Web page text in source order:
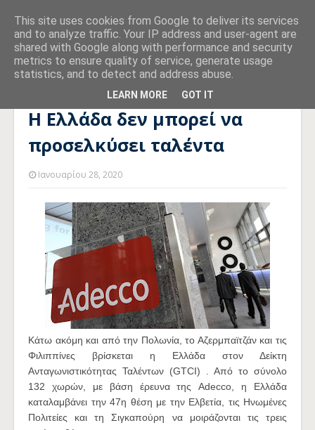
Αρχική σελίδα ΤΕΧΝΟΛΟΓΙΕΣ
Η Ελλάδα δεν μπορεί να
προσελκύσει ταλέντα
Η Ελλάδα δεν μπορεί να
προσελκύσει ταλέντα
Ιανουαρίου 28, 2020
Κάτω ακόμη και από την Πολωνία, το Αζερμπαϊτζάν και τις
Φιλιππίνες βρίσκεται η Ελλάδα στον Δείκτη
Ανταγωνιστικότητας Ταλέντων (GTCI) . Από το σύνολο
132 χωρών, με βάση έρευνα της Adecco, η Ελλάδα
καταλαμβάνει την 47η θέση με την Ελβετία, τις Ηνωμένες
Πολιτείες και τη Σιγκαπούρη να μοιράζονται τις τρεις
This site uses cookies from Google to deliver its services
and to analyze traffic. Your IP address and user-agent are
shared with Google along with performance and security
metrics to ensure quality of service, generate usage
statistics, and to detect and address abuse.
LEARN MORE GOT IT